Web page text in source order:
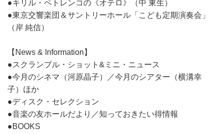
●キリル・ペトレンコの《オテロ》（中 東生）
●東京交響楽団＆サントリーホール「こども定期演奏会」
（岸 純信）
【News & Information】
●スクランブル・ショット&ミニ・ニュース
●今月のシネマ（河原晶子）／今月のシアター（横溝幸
子）ほか
●ディスク・セレクション
●音楽の友ホールだより／知っておきたい得情報
●BOOKS